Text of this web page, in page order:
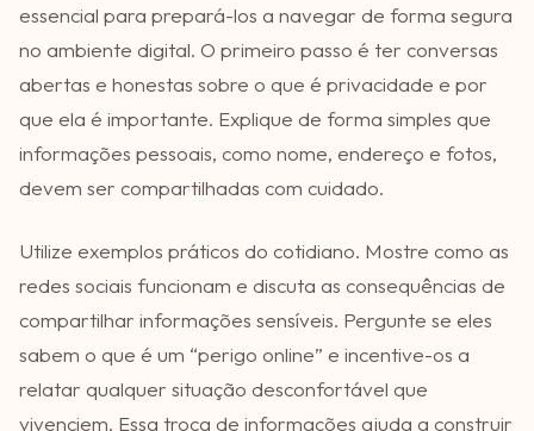
essencial para prepará-los a navegar de forma segura
no ambiente digital. O primeiro passo é ter conversas
abertas e honestas sobre o que é privacidade e por
que ela é importante. Explique de forma simples que
informações pessoais, como nome, endereço e fotos,
devem ser compartilhadas com cuidado.
Utilize exemplos práticos do cotidiano. Mostre como as
redes sociais funcionam e discuta as consequências de
compartilhar informações sensíveis. Pergunte se eles
sabem o que é um “perigo online” e incentive-os a
relatar qualquer situação desconfortável que
vivenciem. Essa troca de informações ajuda a construir